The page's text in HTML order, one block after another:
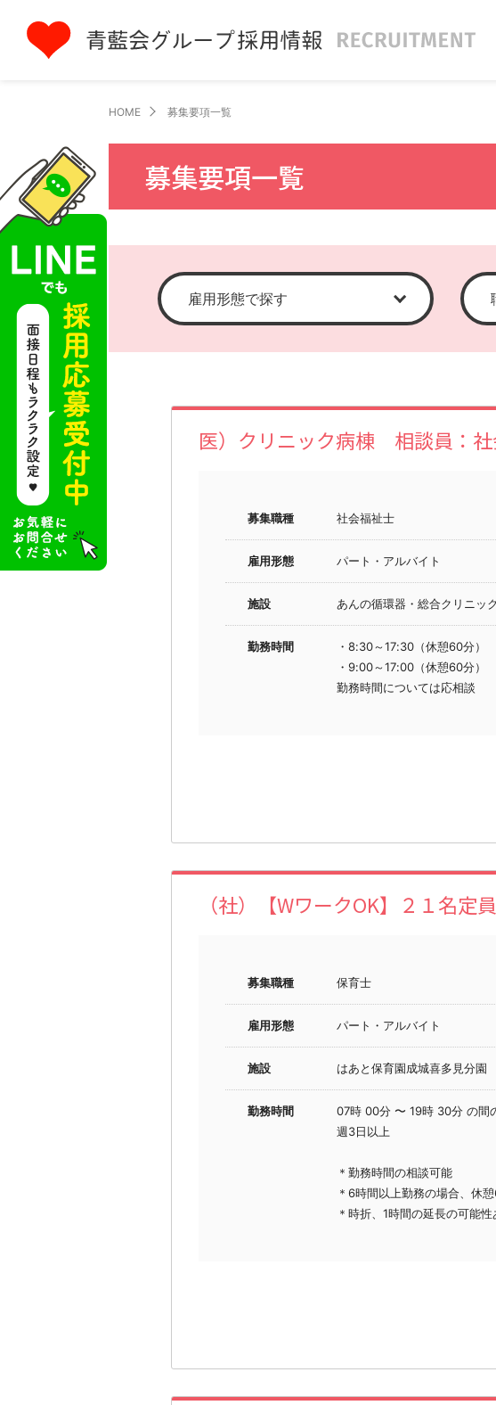
HOME 募集要項一覧
募集要項一覧
医）クリニック病棟 相談員：
募集職種 社会福祉士
雇用形態 パート・アルバイト
施設 あんの循環器・総合クリニック
勤務時間
・8:30～17:30（休憩60分）
・9:00～17:00（休憩60分）
勤務時間については応相談
（社）【WワークOK】２１名
募集職種 保育士
雇用形態 パート・アルバイト
施設 はあと保育園成城喜多見分園
勤務時間
07時 00分 〜 19時 30分 の間
週3日以上
＊勤務時間の相談可能
＊6時間以上勤務の場合、休
＊時折、1時間の延長の可能性